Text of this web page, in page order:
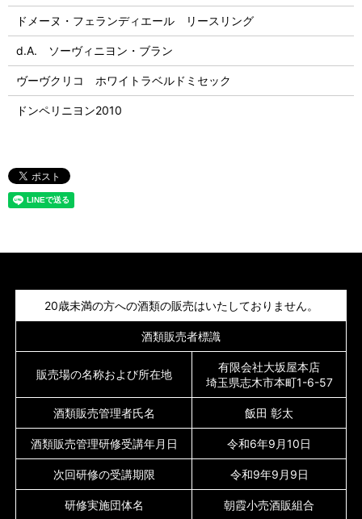
ドメーヌ・フェランディエール リースリング
d.A. ソーヴィニヨン・ブラン
ヴーヴクリコ ホワイトラベルドミセック
ドンペリニヨン2010
20歳未満の方への酒類の販売はいたしておりません。
酒類販売者標識
販売場の名称および所在地
有限会社大坂屋本店
埼玉県志木市本町1-6-57
酒類販売管理者氏名 飯田 彰太
酒類販売管理研修受講年月日 令和6年9月10日
次回研修の受講期限 令和9年9月9日
研修実施団体名 朝霞小売酒販組合